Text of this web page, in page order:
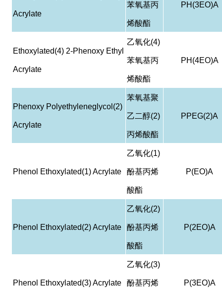
Acrylate
苯氧基丙
烯酸酯
PH(3EO)A
Ethoxylated(4) 2-Phenoxy Ethyl
Acrylate
乙氧化(4)
苯氧基丙
烯酸酯
PH(4EO)A
Phenoxy Polyethyleneglycol(2)
Acrylate
苯氧基聚
乙二醇(2)
丙烯酸酯
PPEG(2)A
Phenol Ethoxylated(1) Acrylate
乙氧化(1)
酚基丙烯
酸酯
P(EO)A
Phenol Ethoxylated(2) Acrylate
乙氧化(2)
酚基丙烯
酸酯
P(2EO)A
Phenol Ethoxylated(3) Acrylate
乙氧化(3)
酚基丙烯 P(3EO)A